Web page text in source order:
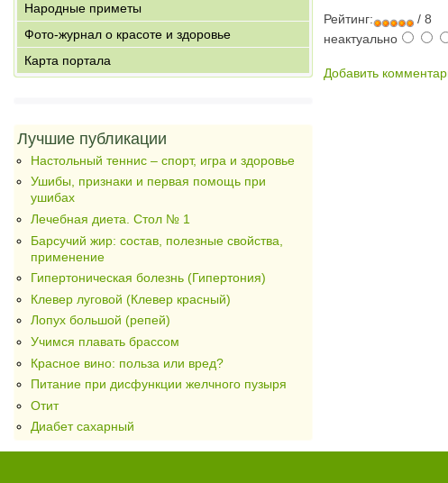
Народные приметы
Фото-журнал о красоте и здоровье
Карта портала
Лучшие публикации
Настольный теннис – спорт, игра и здоровье
Ушибы, признаки и первая помощь при
ушибах
Лечебная диета. Стол № 1
Барсучий жир: состав, полезные свойства,
применение
Гипертоническая болезнь (Гипертония)
Клевер луговой (Клевер красный)
Лопух большой (репей)
Учимся плавать брассом
Красное вино: польза или вред?
Питание при дисфункции желчного пузыря
Отит
Диабет сахарный
Рейтинг:
/ 8
неактуально
Добавить